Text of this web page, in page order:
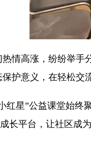
情高涨，纷纷举手
护意义，在轻松交
红星”公益课堂始终
长平台，让社区成